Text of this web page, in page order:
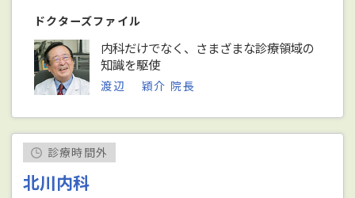
ドクターズファイル
内科だけでなく、さまざまな診療領域の
知識を駆使
渡辺 穎介 院長
診療時間外
北川内科